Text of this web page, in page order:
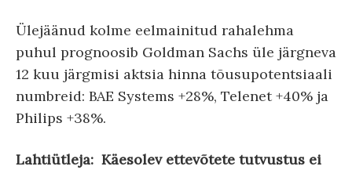
Ülejäänud kolme eelmainitud rahalehma
puhul prognoosib Goldman Sachs üle järgneva
12 kuu järgmisi aktsia hinna tõusupotentsiaali
numbreid: BAE Systems +28%, Telenet +40% ja
Philips +38%.
Lahtiütleja: Käesolev ettevõtete tutvustus ei